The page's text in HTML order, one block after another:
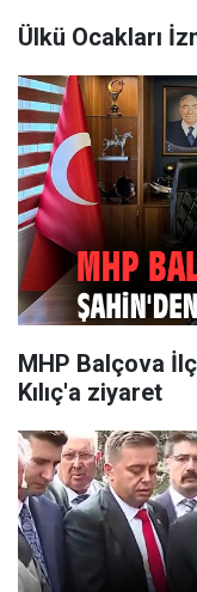
Ülkü Ocakları
MHP Balçova
Kılıç'a ziyaret